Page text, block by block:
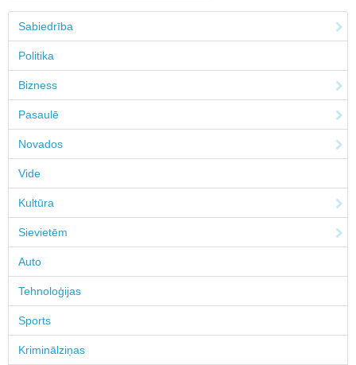
Sabiedrība
Politika
Bizness
Pasaulē
Novados
Vide
Kultūra
Sievietēm
Auto
Tehnoloģijas
Sports
Kriminālziņas